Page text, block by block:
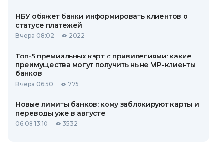
НБУ обяжет банки информировать клиентов о
статусе платежей
Вчера 08:02 2022
Топ-5 премиальных карт с привилегиями: какие
преимущества могут получить ныне VIP-клиенты
банков
Вчера 06:50 775
Новые лимиты банков: кому заблокируют карты и
переводы уже в августе
06.08 13:10 3532